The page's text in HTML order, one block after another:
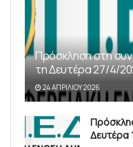
Πρόσκληση στη
τη Δευτέρα 27/4/
24 ΑΠΡΙΛΊΟΥ 2026
Δευτέρα